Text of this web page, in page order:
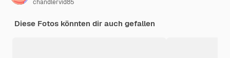
chandlervid85
Diese Fotos könnten dir auch gefallen